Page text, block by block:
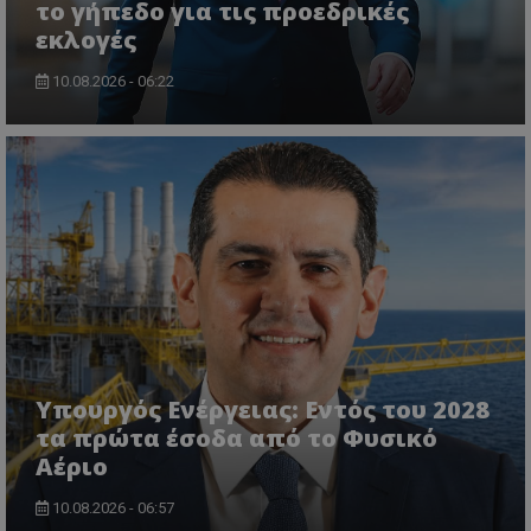
το γήπεδο για τις προεδρικές
εκλογές
10.08.2026 - 06:22
Υπουργός Ενέργειας: Εντός του 2028
τα πρώτα έσοδα από το Φυσικό
Αέριο
10.08.2026 - 06:57
VISITOR_PRIVACY_METADATA
YouTube
.youtube.com